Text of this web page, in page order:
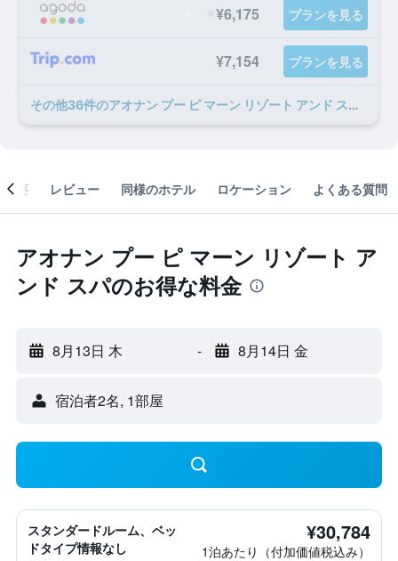
¥6,175 プランを見る
¥7,154 プランを見る
​その他36​件のアオナン プー ピ マーン リゾート アンド スパのオファー
概要 レビュー 同様のホテル ロケーション よくある質問
アオナン プー ピ マーン リゾート ア
ンド スパのお得な料金
8月13日 木 - 8月14日 金
宿泊者2名, 1​部屋
スタンダードルーム、ベッ
ドタイプ情報なし
¥30,784
1泊あたり（付加価値税込み）